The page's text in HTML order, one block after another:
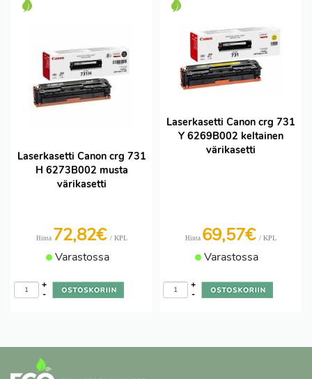
Laserkasetti Canon crg 731
H 6273B002 musta
värikasetti
Hinta 72,82€ / KPL
Varastossa
-
+
Laserkasetti Canon crg 731
Y 6269B002 keltainen
värikasetti
Hinta 69,57€ / KPL
Varastossa
-
+